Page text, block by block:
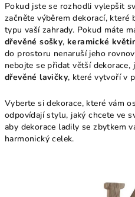
Pokud jste se rozhodli vylepšit
začněte výběrem dekorací,
typu vaší zahrady. Pokud máte
dřevěné sošky, keramické
do prostoru nenaruší jeho
nebojte se přidat větší dekorace,
dřevěné lavičky, které vytvoří v
Vyberte si dekorace, které vám
odpovídají stylu, jaký chcete ve
aby dekorace ladily se zbytkem
harmonický celek.